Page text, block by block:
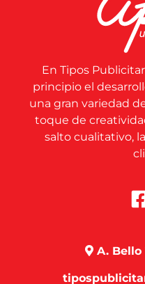
En Tipos
principio el
una gran variedad
toque de
salto cualitativo,
A. Bello